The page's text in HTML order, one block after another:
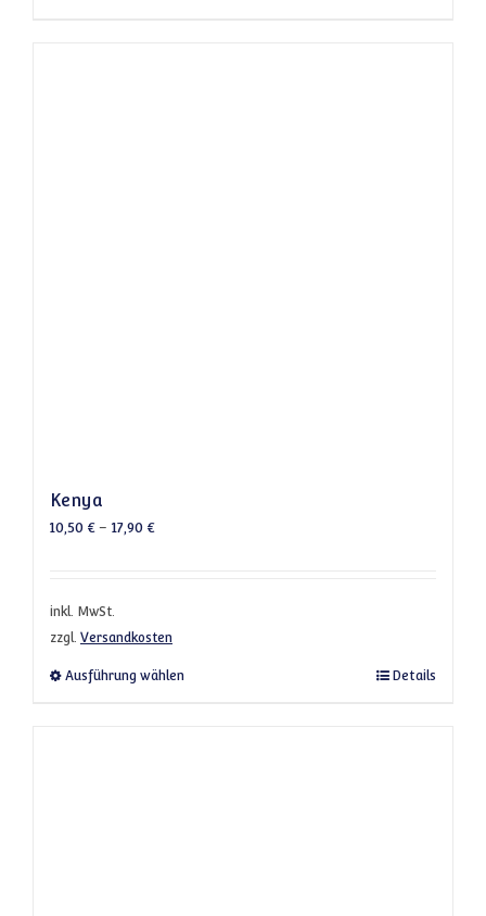
Kenya
10,50 €– 17,90 €
inkl. MwSt.
zzgl. Versandkosten
Ausführung wählen Dieses Produkt weist mehrere Varianten
Details